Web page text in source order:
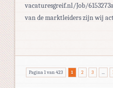
vacaturesgreif.nl/Job/
van de marktleiders zijn wij
Pagina 1 van 423 1 2 3 ...